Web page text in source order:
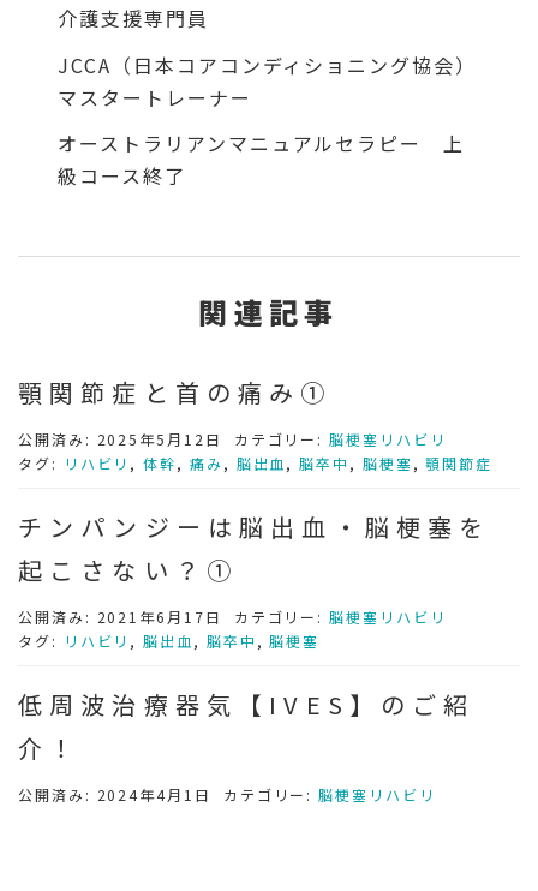
介護支援専門員
JCCA（日本コアコンディショニング協会）
マスタートレーナー
オーストラリアンマニュアルセラピー 上
級コース終了
関連記事
顎関節症と首の痛み①
公開済み: 2025年5月12日 カテゴリー:脳梗塞リハビリ
タグ:
リハビリ ,体幹, 痛み , 脳出血 ,脳卒中 , 脳梗塞,顎関節症
チンパンジーは脳出血・脳梗塞を
起こさない？①
公開済み: 2021年6月17日 カテゴリー:脳梗塞リハビリ
タグ:
リハビリ ,脳出血 , 脳卒中 ,脳梗塞
低周波治療器気【IVES】のご紹
介！
公開済み: 2024年4月1日 カテゴリー:脳梗塞リハビリ